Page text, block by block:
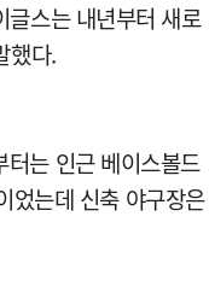
스는 내년부터 새로
했다.
는 인근 베이스볼드
었는데 신축 야구장은